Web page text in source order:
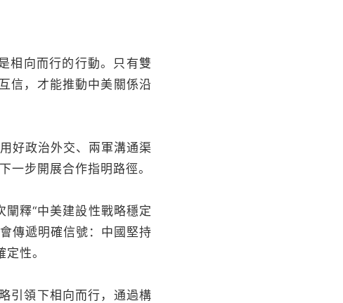
相向而行的行動。只有雙
信，才能推動中美關係沿
好政治外交、兩軍溝通渠
一步開展合作指明路徑。
釋“中美建設性戰略穩定
傳遞明確信號：中國堅持
性。
引領下相向而行，通過構